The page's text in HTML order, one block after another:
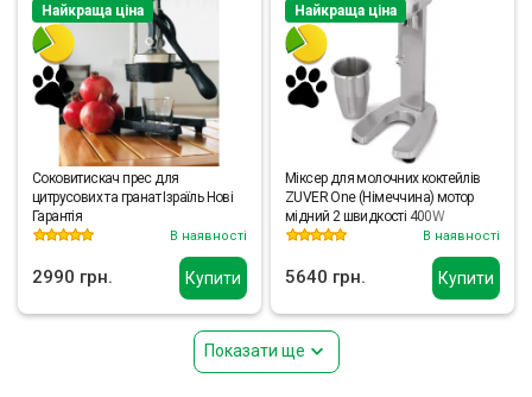
Купити
Найкраща ціна
Соковитискач прес для
цитрусових та гранат Ізраїль Нові
Гарантія
В наявності
2990 грн. Купити
Найкраща ціна
Міксер для молочних коктейлів
ZUVER One (Німеччина) мотор
мідний 2 швидкості 400W
В наявності
5640 грн.
Показати ще